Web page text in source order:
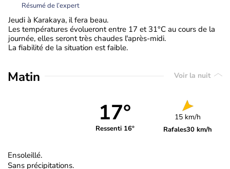
Résumé de l’expert
Jeudi à Karakaya, il fera beau.
Les températures évolueront entre 17 et 31°C au cours de la
journée, elles seront très chaudes l'après-midi.
La fiabilité de la situation est faible.
Matin Voir la nuit
17°
Ressenti 16°
15 km/h
Rafales30 km/h
Ensoleillé.
Sans précipitations.